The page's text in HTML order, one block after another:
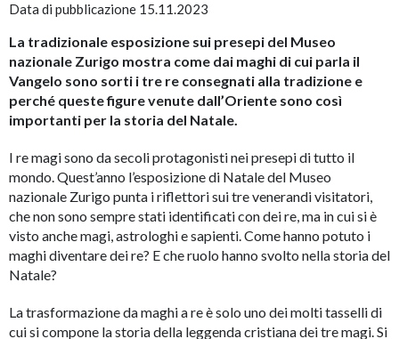
Data di pubblicazione 15.11.2023
La tradizionale esposizione sui presepi del Museo
nazionale Zurigo mostra come dai maghi di cui parla il
Vangelo sono sorti i tre re consegnati alla tradizione e
perché queste figure venute dall’Oriente sono così
importanti per la storia del Natale.
I re magi sono da secoli protagonisti nei presepi di tutto il
mondo. Quest’anno l’esposizione di Natale del Museo
nazionale Zurigo punta i riflettori sui tre venerandi visitatori,
che non sono sempre stati identificati con dei re, ma in cui si è
visto anche magi, astrologhi e sapienti. Come hanno potuto i
maghi diventare dei re? E che ruolo hanno svolto nella storia del
Natale?
La trasformazione da maghi a re è solo uno dei molti tasselli di
cui si compone la storia della leggenda cristiana dei tre magi. Si